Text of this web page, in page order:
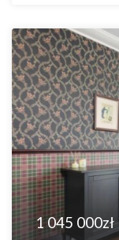
1 045 000zł